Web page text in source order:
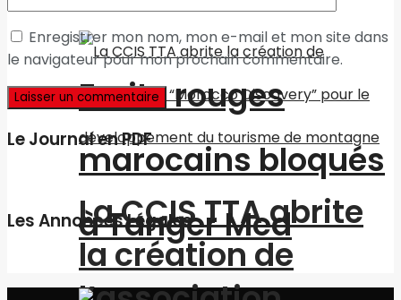
La CCIS TTA abrite
la création de
Fruits rouges
marocains bloqués
à Tanger Med
Enregistrer mon nom, mon e-mail et mon site dans
le navigateur pour mon prochain commentaire.
Le Journal en PDF
Les Annonces Légales